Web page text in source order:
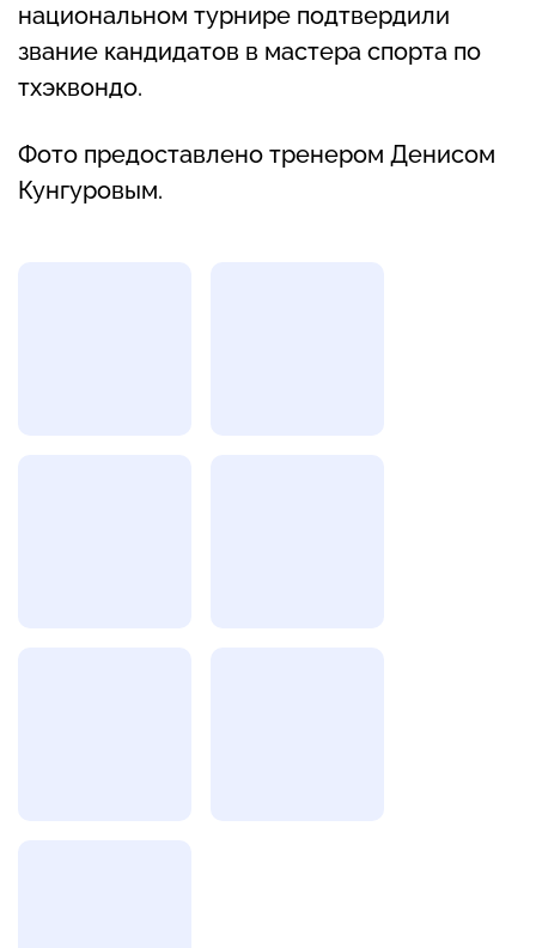
национальном турнире подтвердили
звание кандидатов в мастера спорта по
тхэквондо.
Фото предоставлено тренером Денисом
Кунгуровым.